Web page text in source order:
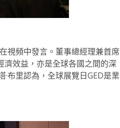
視頻中發言。董事總經理兼首席
效益，亦是全球各國之間的深
布里認為，全球展覽日GED是業